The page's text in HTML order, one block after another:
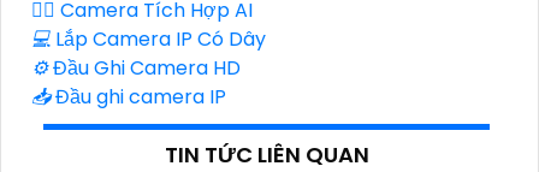
🧛‍♀️ Camera Tích Hợp AI
💻 Lắp Camera IP Có Dây
⚙️Đầu Ghi Camera HD
📥Đầu ghi camera IP
TIN TỨC LIÊN QUAN